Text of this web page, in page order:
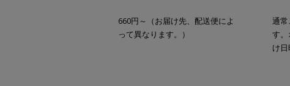
660円～（お届け先、配送便によ
って異なります。）
通常
す
け日